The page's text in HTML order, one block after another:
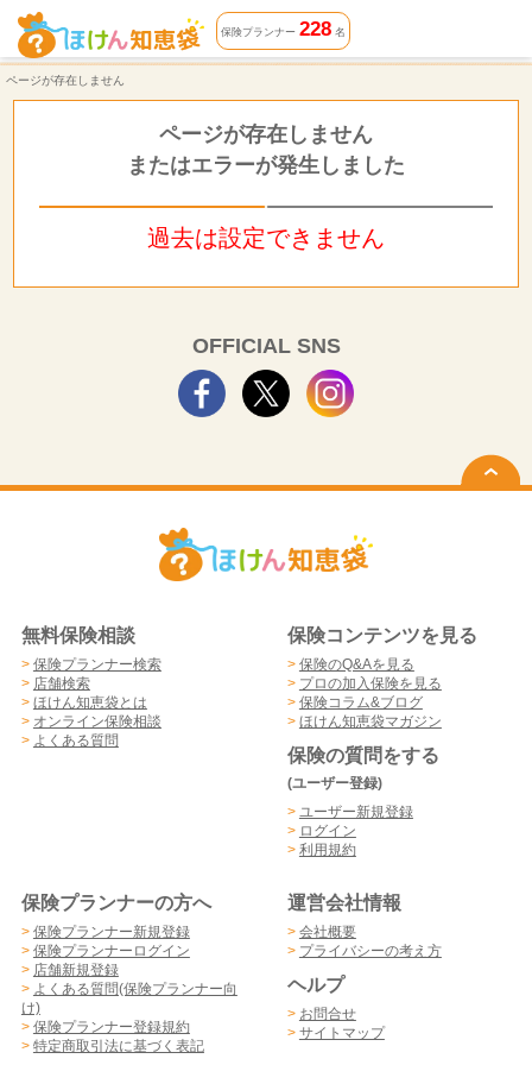
ページが存在しません | ほけん知恵袋
保険プランナー 228名
ページが存在しません
ページが存在しません
またはエラーが発生しました
過去は設定できません
OFFICIAL SNS
無料保険相談
> 保険プランナー検索
> 店舗検索
> ほけん知恵袋とは
> オンライン保険相談
> よくある質問
保険コンテンツを見る
> 保険のQ&Aを見る
> プロの加入保険を見る
> 保険コラム&ブログ
> ほけん知恵袋マガジン
保険の質問をする
(ユーザー登録)
> ユーザー新規登録
> ログイン
> 利用規約
保険プランナーの方へ
> 保険プランナー新規登録
> 保険プランナーログイン
> 店舗新規登録
> よくある質問(保険プランナー向
け)
> 保険プランナー登録規約
> 特定商取引法に基づく表記
運営会社情報
> 会社概要
> プライバシーの考え方
ヘルプ
> お問合せ
> サイトマップ